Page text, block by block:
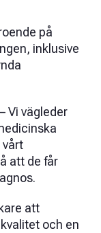
på
inklusive
– Vi vägleder
att de får
att
och en